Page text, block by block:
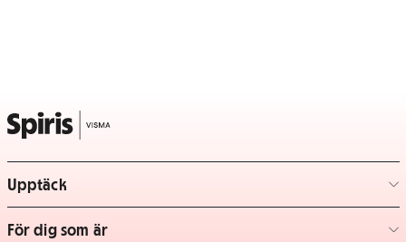
Upptäck
– klicka för att expandera lista
För dig som är